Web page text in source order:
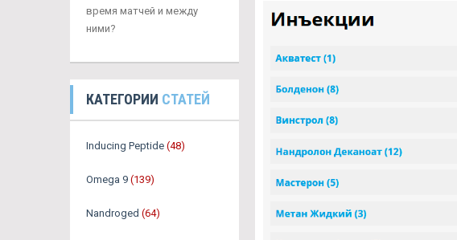
время матчей и между
ними?
КАТЕГОРИИ СТАТЕЙ
Inducing Peptide (48)
Omega 9 (139)
Nandroged (64)